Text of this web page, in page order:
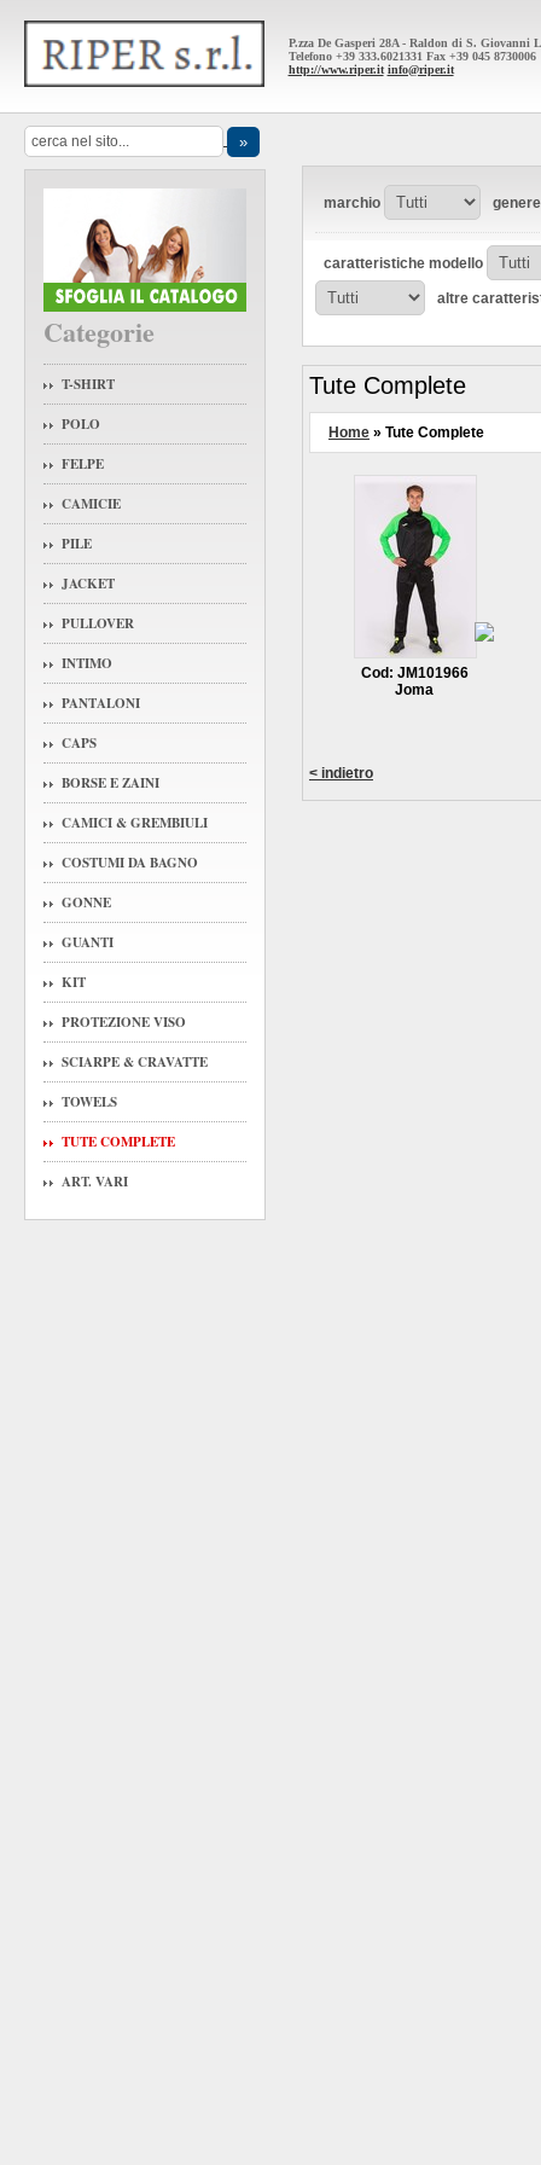
P.zza De Gasperi 28A - Raldon di S. Giovanni
Telefono +39 333.6021331 Fax +39 045 8730006
http://www.riper.it info@riper.it
Categorie
T-SHIRT
POLO
FELPE
CAMICIE
PILE
JACKET
PULLOVER
INTIMO
PANTALONI
CAPS
BORSE E ZAINI
CAMICI & GREMBIULI
COSTUMI DA BAGNO
GONNE
GUANTI
KIT
PROTEZIONE VISO
SCIARPE & CRAVATTE
TOWELS
TUTE COMPLETE
ART. VARI
marchio genere
caratteristiche modello
altre
Tute Complete
Home » Tute Complete
Cod: JM101966
Joma
< indietro